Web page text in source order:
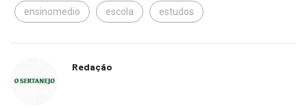
ensinomedio escola estudos
Redação